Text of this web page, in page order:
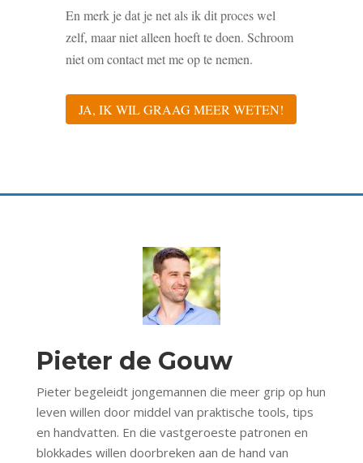
En merk je dat je net als ik dit proces wel
zelf, maar niet alleen hoeft te doen. Schroom
niet om contact met me op te nemen.
JA, IK WIL GRAAG MEER WETEN!
Pieter de Gouw
Pieter begeleidt jongemannen die meer grip op hun
leven willen door middel van praktische tools, tips
en handvatten. En die vastgeroeste patronen en
blokkades willen doorbreken aan de hand van